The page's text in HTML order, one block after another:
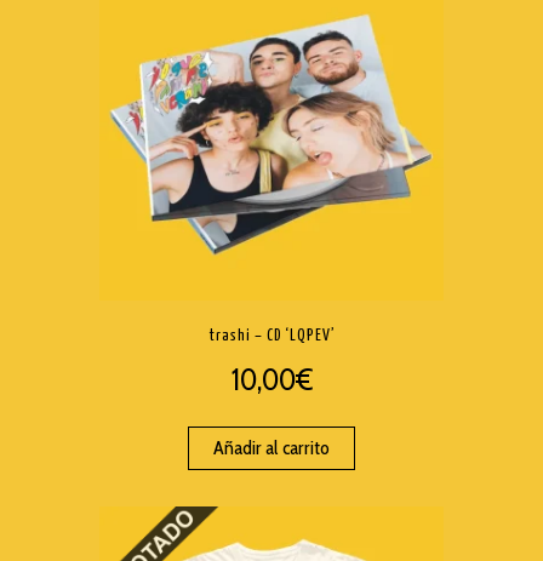
trashi – CD ‘LQPEV’
10,00€
Añadir al carrito